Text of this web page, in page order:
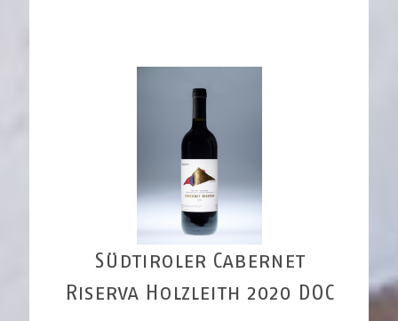
Südtiroler Cabernet
Riserva Holzleith 2020 DOC